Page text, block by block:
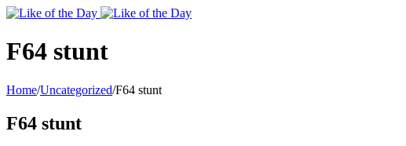
Toggle
Area
F64 stunt
Home/Uncategorized/F64 stunt
F64 stunt